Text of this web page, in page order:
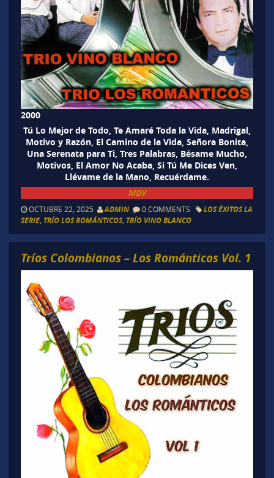
2000
Tú Lo Mejor de Todo, Te Amaré Toda la Vida, Madrigal,
Motivo y Razón, El Camino de la Vida, Señora Bonita,
Una Serenata para Ti, Tres Palabras, Bésame Mucho,
Motivos, El Amor No Acaba, Si Tú Me Dices Ven,
Llévame de la Mano, Recuérdame.
MDV
OCTUBRE 22, 2025 ADMIN 0 COMMENTS
LOS ÉXITOS LA
SERIE, TRÍO LOS ROMÁNTICOS, TRÍO VINO BLANCO
Tríos Colombianos – Los Románticos Vol. 1